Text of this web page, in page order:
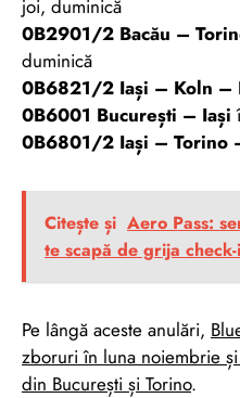
joi, duminică
0B2901/2 Bacău –
duminică
0B6821/2 Iași – Koln –
0B6001 București – Iași
0B6801/2 Iași – Torino
Citește și Aero Pass:
te scapă de grija
Pe lângă aceste anulări,
zboruri în luna noiembrie
din București și Torino.